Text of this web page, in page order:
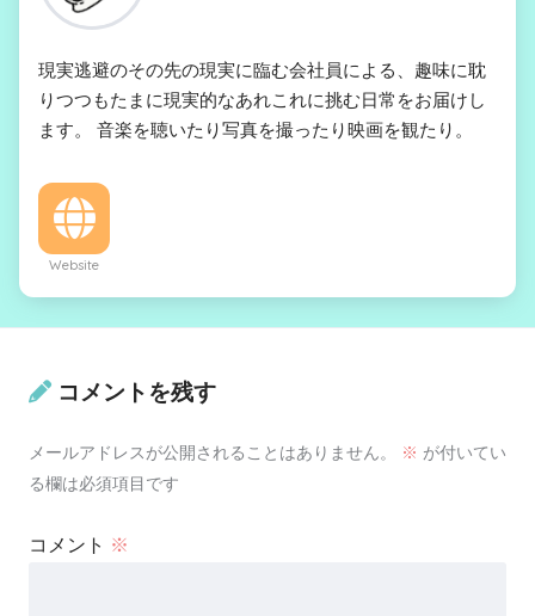
現実逃避のその先の現実に臨む会社員による、趣味に耽
りつつもたまに現実的なあれこれに挑む日常をお届けし
ます。 音楽を聴いたり写真を撮ったり映画を観たり。
Website
コメントを残す
メールアドレスが公開されることはありません。 ※ が付いてい
る欄は必須項目です
コメント ※